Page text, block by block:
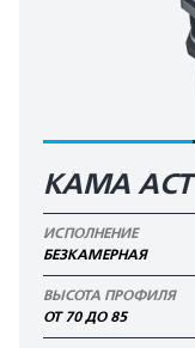
КАМА AСT
ИСПОЛНЕНИЕ
БЕЗКАМЕРНАЯ
ВЫСОТА ПРОФИЛЯ
ОТ 70 ДО 85